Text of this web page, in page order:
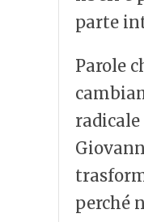
parte
Parole
perché